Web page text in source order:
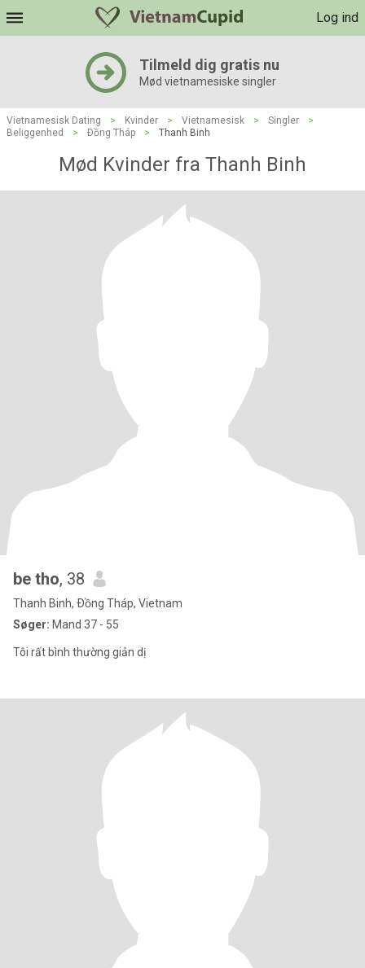
Log ind
Tilmeld dig gratis nu
Mød vietnamesiske singler
Vietnamesisk Dating > Kvinder > Vietnamesisk > Singler
>
Beliggenhed
> Ðồng Tháp > Thanh Binh
Mød Kvinder fra Thanh Binh
be tho, 38
Thanh Binh, Ðồng Tháp, Vietnam
Søger: Mand 37 - 55
Tôi rất bình thường giản dị